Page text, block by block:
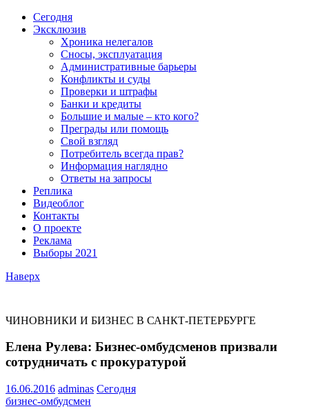
Сегодня
Эксклюзив
Хроника нелегалов
Сносы, эксплуатация
Административные барьеры
Конфликты и суды
Проверки и штрафы
Банки и кредиты
Большие и малые – кто кого?
Преграды или помощь
Свой взгляд
Потребитель всегда прав?
Информация наглядно
Ответы на запросы
Реплика
Видеоблог
Контакты
О проекте
Реклама
Выборы 2021
Наверх
ЧИНОВНИКИ И БИЗНЕС В САНКТ-ПЕТЕРБУРГЕ
Елена Рулева: Бизнес-омбудсменов призвали
сотрудничать с прокуратурой
16.06.2016 adminas Сегодня
бизнес-омбудсмен